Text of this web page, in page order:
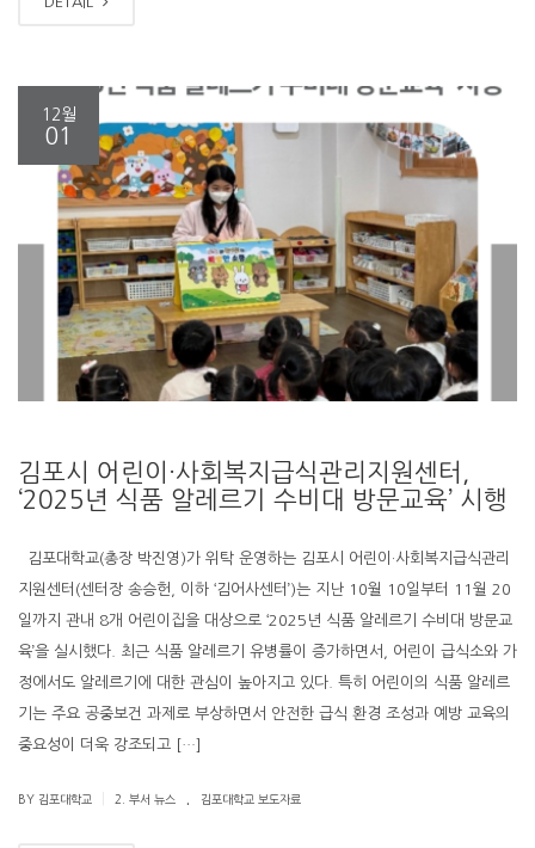
12월
01
김포시 어린이·사회복지급식관리지원센터,
‘2025년 식품 알레르기 수비대 방문교육’ 시행
김포대학교(총장 박진영)가 위탁 운영하는 김포시 어린이·사회복지급식관리
지원센터(센터장 송승헌, 이하 ‘김어사센터’)는 지난 10월 10일부터 11월 20
일까지 관내 8개 어린이집을 대상으로 ‘2025년 식품 알레르기 수비대 방문교
육’을 실시했다. 최근 식품 알레르기 유병률이 증가하면서, 어린이 급식소와 가
정에서도 알레르기에 대한 관심이 높아지고 있다. 특히 어린이의 식품 알레르
기는 주요 공중보건 과제로 부상하면서 안전한 급식 환경 조성과 예방 교육의
중요성이 더욱 강조되고 […]
BY 김포대학교 2. 부서 뉴스 김포대학교 보도자료